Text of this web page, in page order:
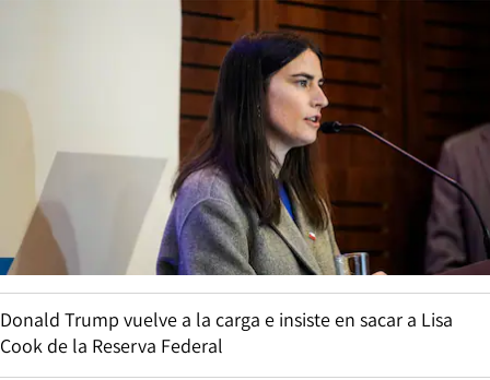
Donald Trump vuelve a la carga e insiste en sacar a Lisa
Cook de la Reserva Federal